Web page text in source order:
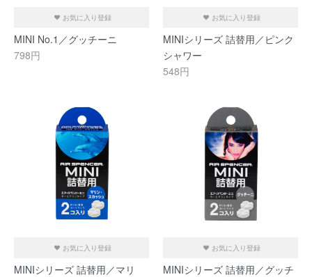
お気に入り登録
MINI No.1／グッチーニ
798円
お気に入り登録
MINIシリーズ 詰替用／ピンク
シャワー
548円
お気に入り登録
MINIシリーズ 詰替用／マリ
お気に入り登録
MINIシリーズ 詰替用／グッチ